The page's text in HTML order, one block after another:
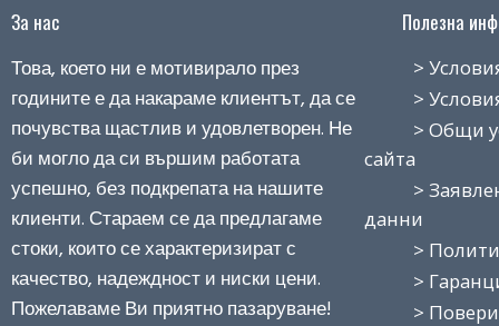
За нас
Това, което ни е мотивирало през
годините е да накараме клиентът, да се
почувства щастлив и удовлетворен. Не
би могло да си вършим работата
успешно, без подкрепата на нашите
клиенти. Стараем се да предлагаме
стоки, които се характеризират с
качество, надеждност и ниски цени.
Пожелаваме Ви приятно пазаруване!
Полезна
> Условия
> Условия
> Общи
сайта
>
данни
>
>
>